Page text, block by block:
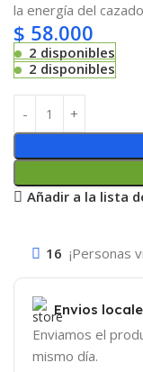
la energía del
$ 58.000
2 disponibles
2 disponibles
Añadir a la lista
16 ¡Personas
Envios
Enviamos el
mismo día.